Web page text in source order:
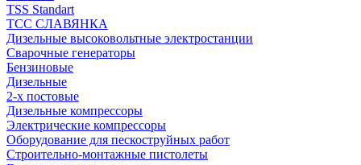
TSS Standart
ТСС СЛАВЯНКА
Дизельные высоковольтные электростанции
Сварочные генераторы
Бензиновые
Дизельные
2-х постовые
Дизельные компрессоры
Электрические компрессоры
Оборудование для пескоструйных работ
Строительно-монтажные пистолеты